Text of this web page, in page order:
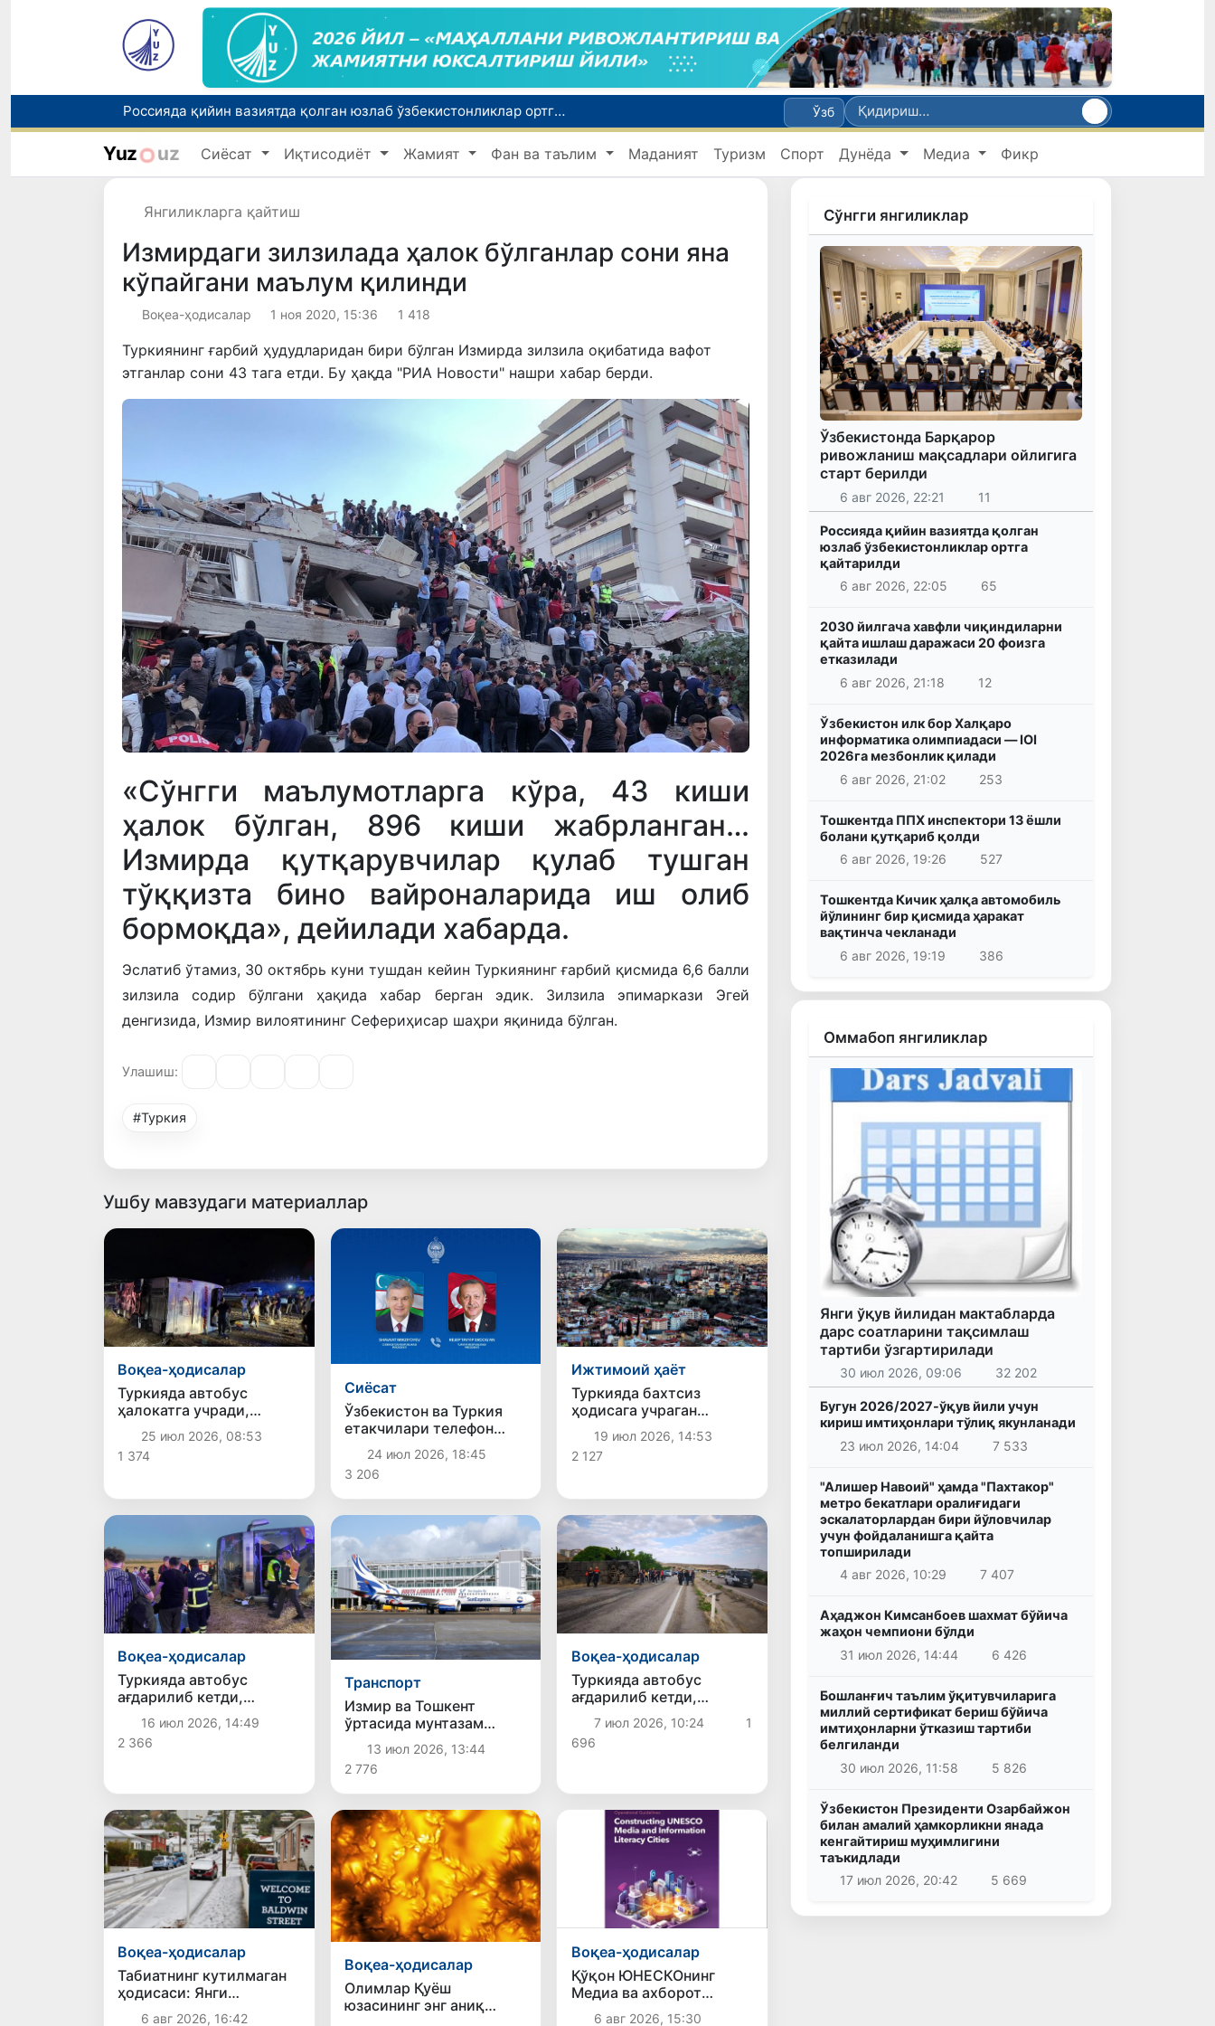
Россияда қийин вазиятда қолган юзлаб ўзбекистонликлар ортга қайтарилди
2030 йилгача хавфли чиқиндиларни қайта ишлаш даражаси 20 фоизга етказилади
Ўзбекистон илк бор Халқаро информатика олимпиадаси — IOI 2026га мезбонлик қилади
Ўзб
Yuz uz Сиёсат Иқтисодиёт Жамият Фан ва таълим Маданият Туризм Спорт Дунёда Медиа Фикр
Янгиликларга қайтиш
Измирдаги зилзилада ҳалок бўлганлар сони яна
кўпайгани маълум қилинди
Воқеа-ҳодисалар 1 ноя 2020, 15:36 1 418
Туркиянинг ғарбий ҳудудларидан бири бўлган Измирда зилзила оқибатида вафот
этганлар сони 43 тага етди. Бу ҳақда "РИА Новости" нашри хабар берди.
«Сўнгги маълумотларга кўра, 43 киши
ҳалок бўлган, 896 киши жабрланган…
Измирда қутқарувчилар қулаб тушган
тўққизта бино вайроналарида иш олиб
бормоқда», дейилади хабарда.
Эслатиб ўтамиз, 30 октябрь куни тушдан кейин Туркиянинг ғарбий қисмида 6,6 балли
зилзила содир бўлгани ҳақида хабар берган эдик. Зилзила эпимаркази Эгей
денгизида, Измир вилоятининг Сефериҳисар шаҳри яқинида бўлган.
Улашиш:
#Туркия
Ушбу мавзудаги материаллар
Воқеа-ҳодисалар
Туркияда автобус
ҳалокатга учради,
оқибатда 40 киши
жароҳат олди
25 июл 2026, 08:53
1 374
Сиёсат
Ўзбекистон ва Туркия
етакчилари телефон
орқали мулоқот
қилдилар
24 июл 2026, 18:45
3 206
Ижтимоий ҳаёт
Туркияда бахтсиз
ҳодисага учраган
ўзбекистонлик аёл
Ватанга қайтарилди
19 июл 2026, 14:53
2 127
Воқеа-ҳодисалар
Туркияда автобус
ағдарилиб кетди,
оқибатда 46 киши
жароҳат олди
16 июл 2026, 14:49
2 366
Транспорт
Измир ва Тошкент
ўртасида мунтазам
авиақатновлар йўлга
қўйилади
13 июл 2026, 13:44
2 776
Воқеа-ҳодисалар
Туркияда автобус
ағдарилиб кетди,
жабрланганлар бор
7 июл 2026, 10:24
1
696
Воқеа-ҳодисалар
Табиатнинг кутилмаган
ҳодисаси: Янги
Зеландияга қалин қор
6 авг 2026, 16:42
Воқеа-ҳодисалар
Олимлар Қуёш
юзасининг энг аниқ
Воқеа-ҳодисалар
Қўқон ЮНЕСКОнинг
Медиа ва ахборот
саводхонлиги бўйича
6 авг 2026, 15:30
Сўнгги янгиликлар
Ўзбекистонда Барқарор
ривожланиш мақсадлари ойлигига
старт берилди
6 авг 2026, 22:21 11
Россияда қийин вазиятда қолган
юзлаб ўзбекистонликлар ортга
қайтарилди
6 авг 2026, 22:05
65
2030 йилгача хавфли чиқиндиларни
қайта ишлаш даражаси 20 фоизга
етказилади
6 авг 2026, 21:18
12
Ўзбекистон илк бор Халқаро
информатика олимпиадаси — IOI
2026га мезбонлик қилади
6 авг 2026, 21:02
253
Тошкентда ППХ инспектори 13 ёшли
болани қутқариб қолди
6 авг 2026, 19:26
527
Тошкентда Кичик ҳалқа автомобиль
йўлининг бир қисмида ҳаракат
вақтинча чекланади
6 авг 2026, 19:19
386
Оммабоп янгиликлар
Янги ўқув йилидан мактабларда
дарс соатларини тақсимлаш
тартиби ўзгартирилади
30 июл 2026, 09:06 32 202
Бугун 2026/2027-ўқув йили учун
кириш имтиҳонлари тўлиқ якунланади
23 июл 2026, 14:04
7 533
"Алишер Навоий" ҳамда "Пахтакор"
метро бекатлари оралиғидаги
эскалаторлардан бири йўловчилар
учун фойдаланишга қайта
топширилади
4 авг 2026, 10:29
7 407
Аҳаджон Кимсанбоев шахмат бўйича
жаҳон чемпиони бўлди
31 июл 2026, 14:44
6 426
Бошланғич таълим ўқитувчиларига
миллий сертификат бериш бўйича
имтиҳонларни ўтказиш тартиби
белгиланди
30 июл 2026, 11:58
5 826
Ўзбекистон Президенти Озарбайжон
билан амалий ҳамкорликни янада
кенгайтириш муҳимлигини
таъкидлади
17 июл 2026, 20:42
5 669